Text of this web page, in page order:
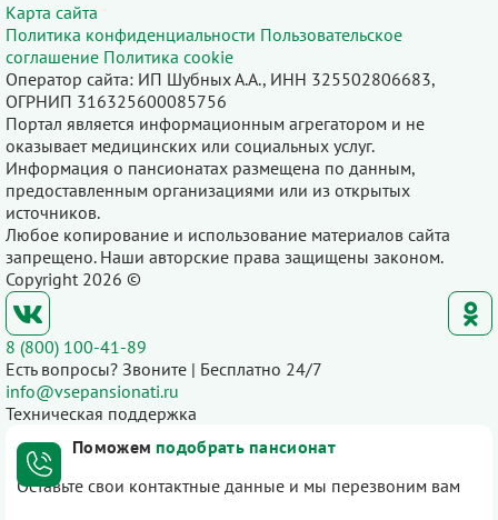
Карта сайта
Политика конфиденциальности Пользовательское
соглашение Политика cookie
Оператор сайта: ИП Шубных А.А., ИНН 325502806683,
ОГРНИП 316325600085756
Портал является информационным агрегатором и не
оказывает медицинских или социальных услуг.
Информация о пансионатах размещена по данным,
предоставленным организациями или из открытых
источников.
Любое копирование и использование материалов сайта
запрещено. Наши авторские права защищены законом.
Copyright 2026 ©
8 (800) 100-41-89
Есть вопросы? Звоните | Бесплатно 24/7
info@vsepansionati.ru
Техническая поддержка
Поможем подобрать пансионат
Оставьте свои контактные данные и мы перезвоним вам